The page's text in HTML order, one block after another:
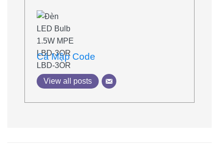
Cá Mập Code
View all posts